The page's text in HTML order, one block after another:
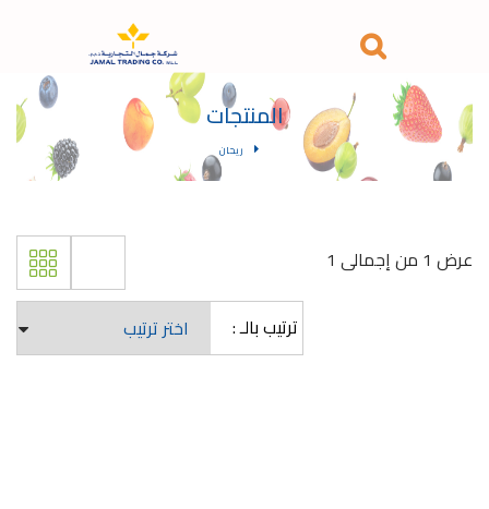
المنتجات
ريحان
عرض 1 من إجمالى 1
ترتيب بالـ :